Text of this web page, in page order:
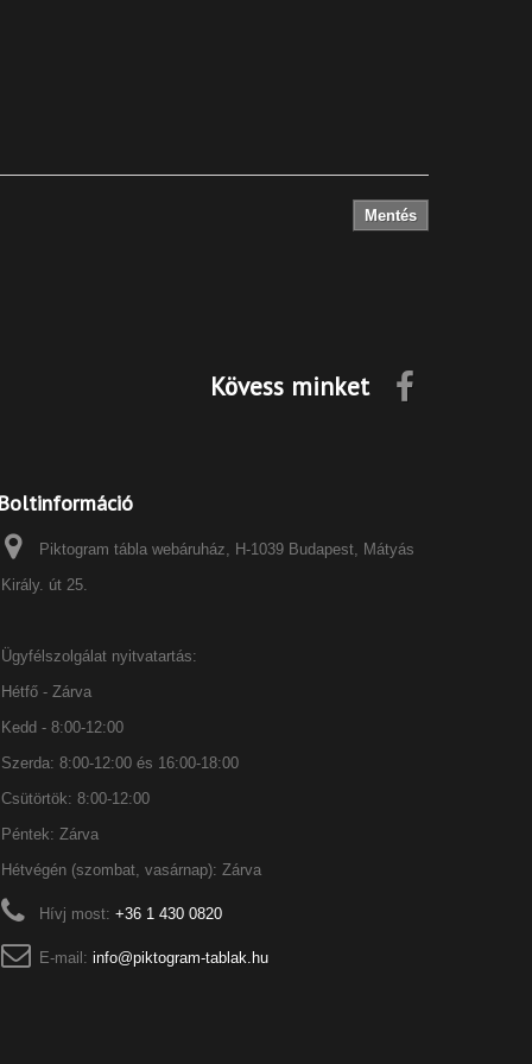
Mentés
Kövess minket
Boltinformáció
Piktogram tábla webáruház, H-1039 Budapest, Mátyás
Király. út 25.
Ügyfélszolgálat nyitvatartás:
Hétfő - Zárva
Kedd - 8:00-12:00
Szerda: 8:00-12:00 és 16:00-18:00
Csütörtök: 8:00-12:00
Péntek: Zárva
Hétvégén (szombat, vasárnap): Zárva
Hívj most: +36 1 430 0820
E-mail: info@piktogram-tablak.hu